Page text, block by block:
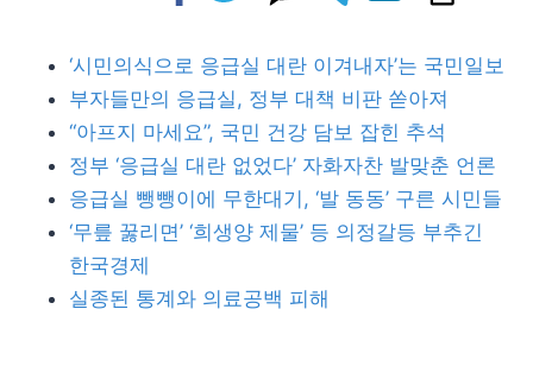
‘시민의식으로 응급실 대란 이겨내자’는 국민일보
부자들만의 응급실, 정부 대책 비판 쏟아져
“아프지 마세요”, 국민 건강 담보 잡힌 추석
정부 ‘응급실 대란 없었다’ 자화자찬 발맞춘 언론
응급실 뺑뺑이에 무한대기, ‘발 동동’ 구른 시민들
‘무릎 꿇리면’ ‘희생양 제물’ 등 의정갈등 부추긴
한국경제
실종된 통계와 의료공백 피해